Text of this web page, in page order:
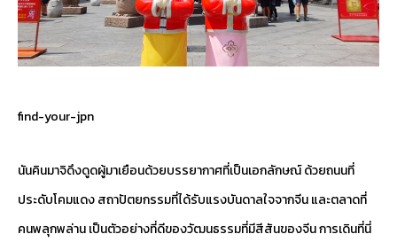
find-your-jpn
นันคินมาจิดึงดูดผู้มาเยือนด้วยบรรยากาศที่เป็นเอกลักษณ์ ด้วยถนนที่
ประดับโคมแดง สถาปัตยกรรมที่ได้รับแรงบันดาลใจจากจีน และตลาดที่
คนพลุกพล่าน เป็นตัวอย่างที่ดีของวัฒนธรรมที่มีสีสันของจีน การเดินที่นี่